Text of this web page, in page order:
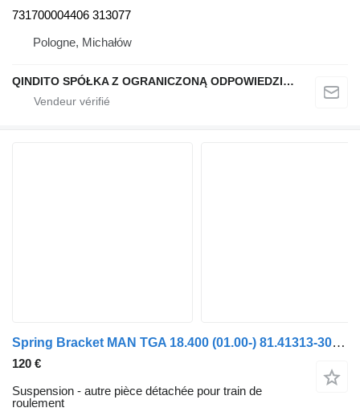
731700004406 313077
Pologne, Michałów
QINDITO SPÓŁKA Z OGRANICZONĄ ODPOWIEDZIALNOŚCIĄ
Spring Bracket MAN TGA 18.400 (01.00-) 81.41313-3008 pour tracteur routier MAN 4-series, TGA (1993-2009)
120 €
Suspension - autre pièce détachée pour train de
roulement